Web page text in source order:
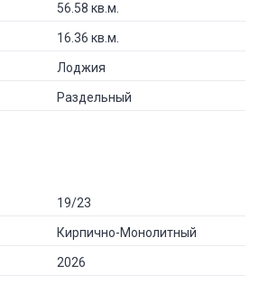
56.58 кв.м.
16.36 кв.м.
Лоджия
Раздельный
19/23
Кирпично-Монолитный
2026